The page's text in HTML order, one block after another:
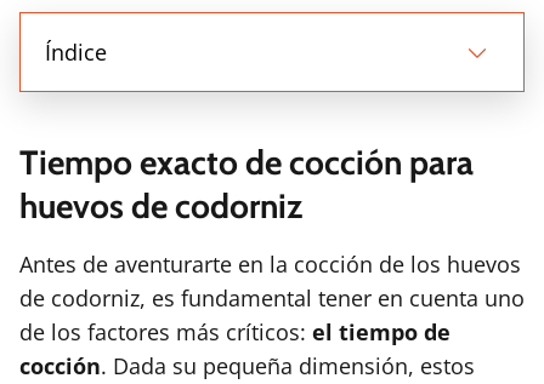
Índice
Tiempo exacto de cocción para
huevos de codorniz
Antes de aventurarte en la cocción de los huevos
de codorniz, es fundamental tener en cuenta uno
de los factores más críticos: el tiempo de
cocción. Dada su pequeña dimensión, estos